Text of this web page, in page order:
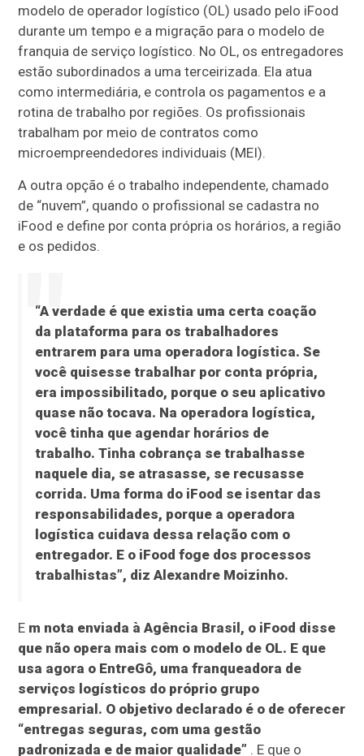
modelo de operador logístico (OL) usado pelo iFood
durante um tempo e a migração para o modelo de
franquia de serviço logístico. No OL, os entregadores
estão subordinados a uma terceirizada. Ela atua
como intermediária, e controla os pagamentos e a
rotina de trabalho por regiões. Os profissionais
trabalham por meio de contratos como
microempreendedores individuais (MEI).
A outra opção é o trabalho independente, chamado
de “nuvem”, quando o profissional se cadastra no
iFood e define por conta própria os horários, a região
e os pedidos.
“A verdade é que existia uma certa coação
da plataforma para os trabalhadores
entrarem para uma operadora logística. Se
você quisesse trabalhar por conta própria,
era impossibilitado, porque o seu aplicativo
quase não tocava. Na operadora logística,
você tinha que agendar horários de
trabalho. Tinha cobrança se trabalhasse
naquele dia, se atrasasse, se recusasse
corrida. Uma forma do iFood se isentar das
responsabilidades, porque a operadora
logística cuidava dessa relação com o
entregador. E o iFood foge dos processos
trabalhistas”, diz Alexandre Moizinho.
E m nota enviada à Agência Brasil, o iFood disse
que não opera mais com o modelo de OL. E que
usa agora o EntreGô, uma franqueadora de
serviços logísticos do próprio grupo
empresarial. O objetivo declarado é o de oferecer
“entregas seguras, com uma gestão
padronizada e de maior qualidade” . E que o